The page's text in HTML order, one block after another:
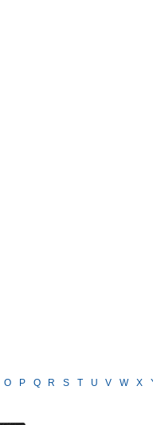
O P Q R S T U V W X